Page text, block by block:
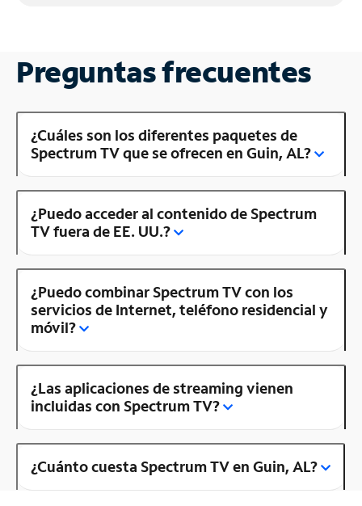
Preguntas frecuentes
¿Cuáles son los diferentes paquetes de
Spectrum TV que se ofrecen en Guin, AL?
¿Puedo acceder al contenido de Spectrum
TV fuera de EE. UU.?
¿Puedo combinar Spectrum TV con los
servicios de Internet, teléfono residencial y
móvil?
¿Las aplicaciones de streaming vienen
incluidas con Spectrum TV?
¿Cuánto cuesta Spectrum TV en Guin, AL?